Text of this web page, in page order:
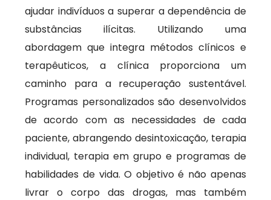
ajudar indivíduos a superar a dependência de
substâncias ilícitas. Utilizando uma
abordagem que integra métodos clínicos e
terapêuticos, a clínica proporciona um
caminho para a recuperação sustentável.
Programas personalizados são desenvolvidos
de acordo com as necessidades de cada
paciente, abrangendo desintoxicação, terapia
individual, terapia em grupo e programas de
habilidades de vida. O objetivo é não apenas
livrar o corpo das drogas, mas também